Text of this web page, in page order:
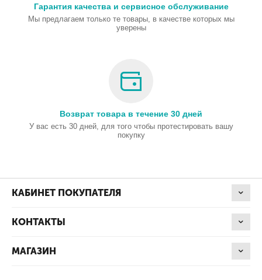
Гарантия качества и сервисное обслуживание
Мы предлагаем только те товары, в качестве которых мы
уверены
Возврат товара в течение 30 дней
У вас есть 30 дней, для того чтобы протестировать вашу
покупку
КАБИНЕТ ПОКУПАТЕЛЯ
КОНТАКТЫ
МАГАЗИН